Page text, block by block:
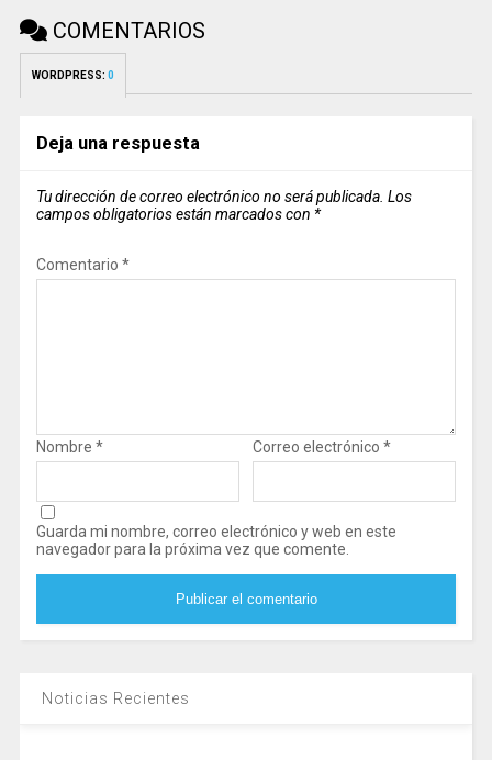
COMENTARIOS
WORDPRESS: 0
Deja una respuesta
Tu dirección de correo electrónico no será publicada. Los
campos obligatorios están marcados con *
Comentario *
Nombre * Correo electrónico *
Guarda mi nombre, correo electrónico y web en este
navegador para la próxima vez que comente.
Noticias Recientes